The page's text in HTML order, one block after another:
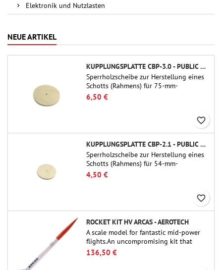
Elektronik und Nutzlasten
NEUE ARTIKEL
KUPPLUNGSPLATTE CBP-3.0 - PUBLIC MISSILES LTD.
Sperrholzscheibe zur Herstellung eines
Schotts (Rahmens) für 75-mm-
Rohrkupplungen (PT-3.0/QT-3.0) von
Public Missiles Ltd.
6,50 €
favorite_border
KUPPLUNGSPLATTE CBP-2.1 - PUBLIC MISSILES LTD.
Sperrholzscheibe zur Herstellung eines
Schotts (Rahmens) für 54-mm-
Rohrkupplungen (PT-2.1 oder QT-2.1)
von Public Missiles Ltd.
4,50 €
favorite_border
ROCKET KIT HV ARCAS - AEROTECH
A scale model for fantastic mid-power
flights.An uncompromising kit that
allows you to build a replica of one of
the most famous sounding-rocket ever.
136,50 €